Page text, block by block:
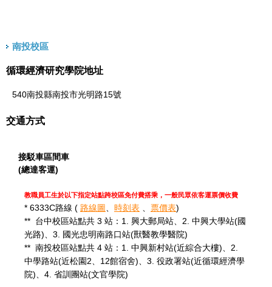
南投校區
循環經濟研究學院地址
540南投縣南投市光明路15號
交通方式
接駁車區間車
(總達客運)
教職員工生於以下指定站點跨校區免付費搭乘，一般民眾依客運票價收費
* 6333C路線 ( 路線圖 時刻表 票價表)
** 台中校區站點共 3 站：1. 興大郵局站、2. 中興大學站(國
光路)、3. 國光忠明南路口站(獸醫教學醫院)
** 南投校區站點共 4 站：1. 中興新村站(近綜合大樓)、2.
中學路站(近松園2、12館宿舍)、3. 役政署站(近循環經濟學
院)、4. 省訓團站(文官學院)